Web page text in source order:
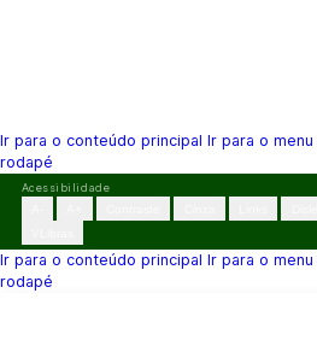
Ir para o conteúdo principal Ir para o menu
rodapé
Pular
conteúdo
Acessibilidade
Ir para o conteúdo principal Ir para o menu
rodapé